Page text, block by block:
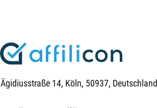
Ägidiusstraße 14, Köln, 50937, Deutschland